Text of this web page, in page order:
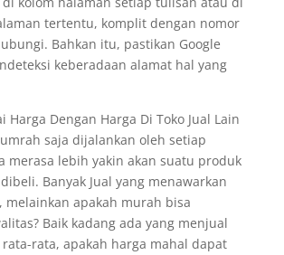
tertentu, komplit dengan nomor
Bahkan itu, pastikan Google
keberadaan alamat hal yang
Harga Dengan Harga Di Toko Jual Lain
saja dijalankan oleh setiap
merasa lebih yakin akan suatu produk
Banyak Jual yang menawarkan
melainkan apakah murah bisa
Baik kadang ada yang menjual
rata, apakah harga mahal dapat